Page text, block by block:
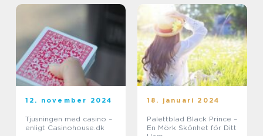
12. november 2024
Tjusningen med casino –
enligt Casinohouse.dk
18. januari 2024
Palettblad Black Prince –
En Mörk Skönhet för Ditt